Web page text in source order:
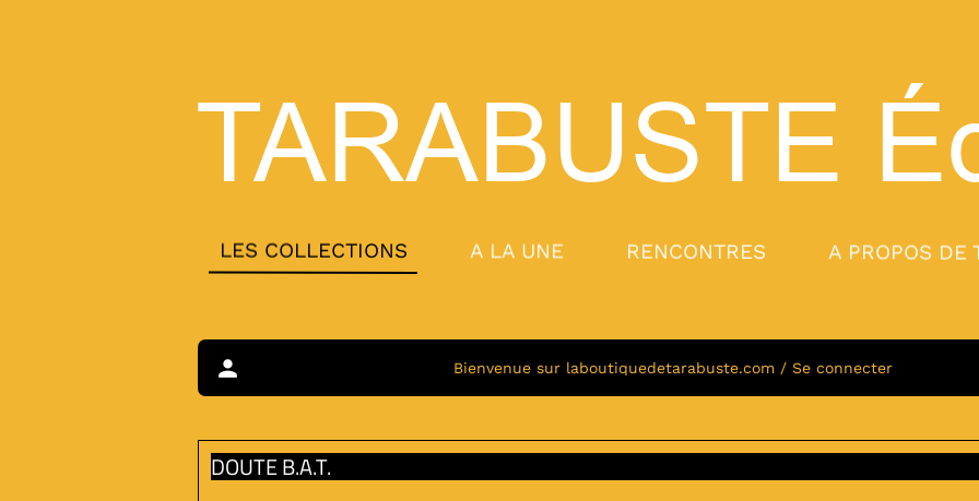
LES COLLECTIONS A LA UNE RENCONTRES A PROPOS DE
TARABUSTE
person Bienvenue sur laboutiquedetarabuste.com / Se connecter
DOUTE B.A.T.